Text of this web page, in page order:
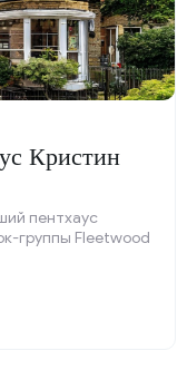
Кристин
пентхаус
группы Fleetwood